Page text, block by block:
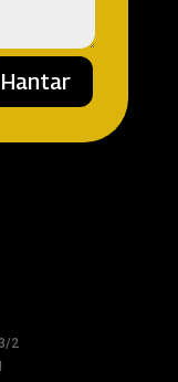
Hantar
2